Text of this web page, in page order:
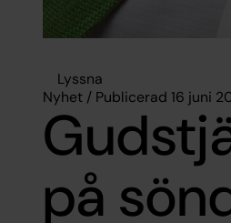
Lyssna
Nyhet / Publicerad 16 juni
på